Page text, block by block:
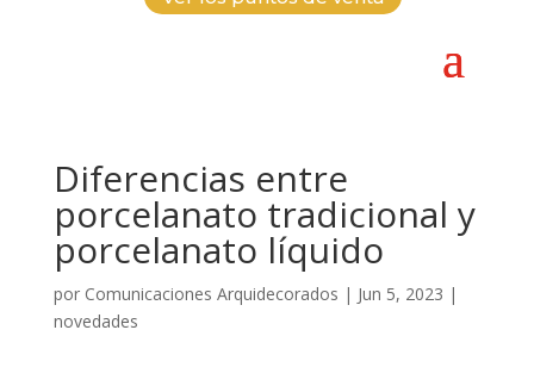
Diferencias entre
porcelanato tradicional y
porcelanato líquido
por Comunicaciones Arquidecorados | Jun 5, 2023 |
novedades